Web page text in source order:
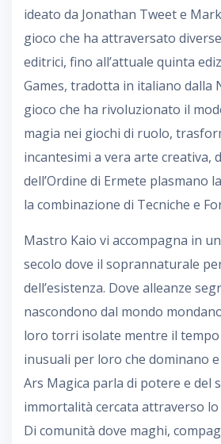
ideato da Jonathan Tweet e
gioco che ha attraversato
editrici, fino all’attuale quinta
Games, tradotta in italiano dalla
gioco che ha rivoluzionato il
magia nei giochi di ruolo,
incantesimi a vera arte creativa,
dell’Ordine di Ermete plasmano
la combinazione di Tecniche e
Mastro Kaio vi accompagna in
secolo dove il soprannaturale
dell’esistenza. Dove alleanze
nascondono dal mondo
loro torri isolate mentre il
inusuali per loro che dominano
Ars Magica parla di potere e del
immortalità cercata attraverso lo
Di comunità dove maghi,